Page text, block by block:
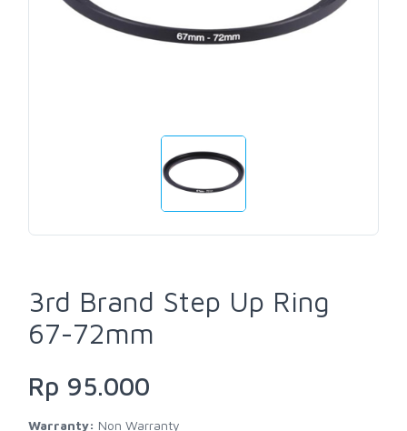
3rd Brand Step Up Ring
67-72mm
Rp 95.000
Warranty: Non Warranty